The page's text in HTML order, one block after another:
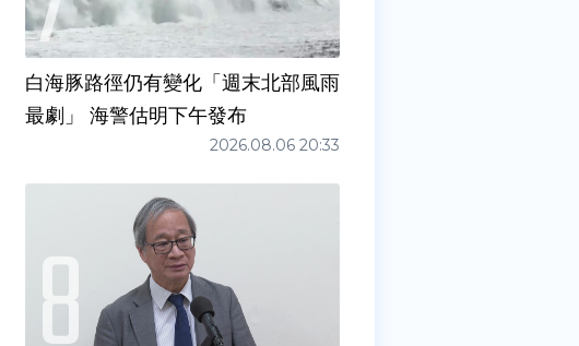
白海豚路徑仍有變化「週末北部風雨
最劇」 海警估明下午發布
2026.08.06 20:33